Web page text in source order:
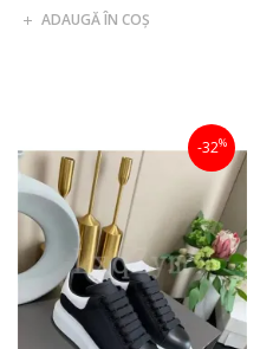
ADAUGĂ ÎN COŞ
-32%